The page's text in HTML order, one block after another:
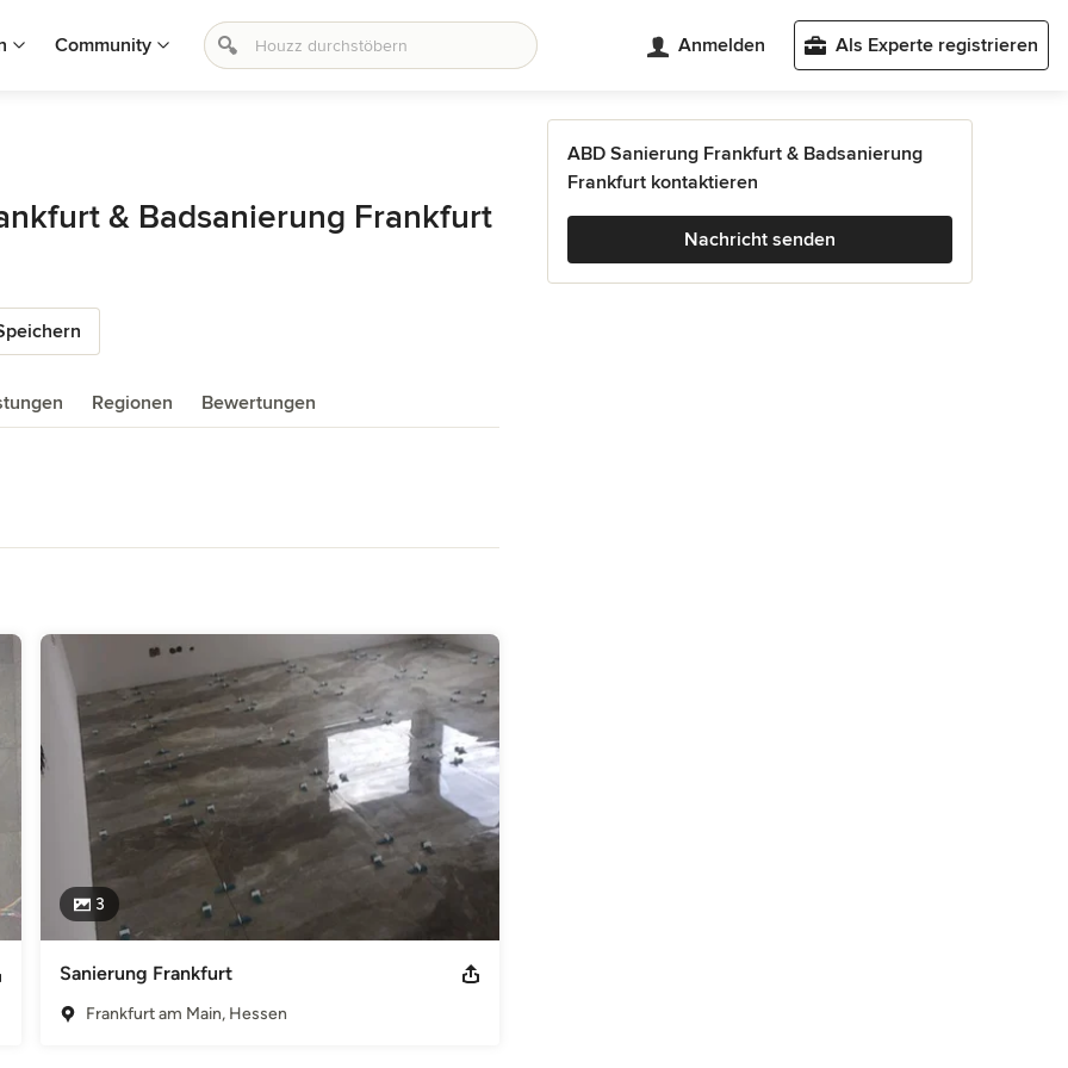
Community Anmelden Als Experte registrieren
& Badsanierung Frankfurt
Regionen Bewertungen
Inhalte auf diesen Seiten nach den allgemeinen Gesetzen
jedoch nicht verpflichtet, übermittelte oder gespeicherte
zu forschen, die auf eine rechtswidrige Tätigkeit hinweisen.
Informationen nach den allgemeinen Gesetzen bleiben
ab dem Zeitpunkt der Kenntnis einer konkreten
Rechtsverletzungen werden wir diese Inhalte umgehend
3
Sanierung Frankfurt
Frankfurt am Main, Hessen
ABD Sanierung Frankfurt & Badsanierung
Frankfurt kontaktieren
Nachricht senden